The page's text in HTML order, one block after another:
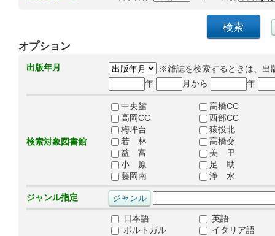
オプション
出版年月
※雑誌を検索するときは、出
年
月から 年
検索対象図書館
中央館
高橋CC
高岡CC
西部CC
梅坪台
猿投北
若 林
高橋交
益 富
美 里
小 原
足 助
藤岡南
浄 水
ジャンル指定
日本語
英語
ポルトガル
イタリア語